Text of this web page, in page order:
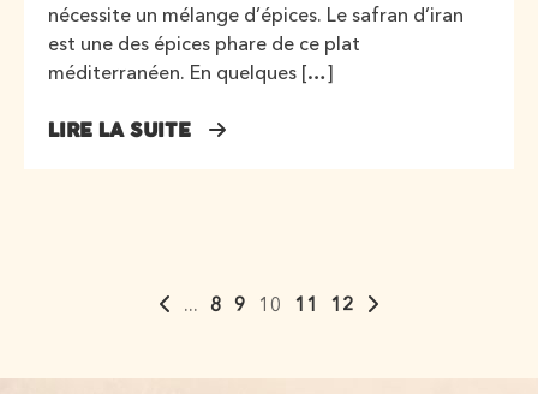
nécessite un mélange d’épices. Le safran d’iran
est une des épices phare de ce plat
méditerranéen. En quelques […]
LIRE LA SUITE
... 8 9 10 11 12